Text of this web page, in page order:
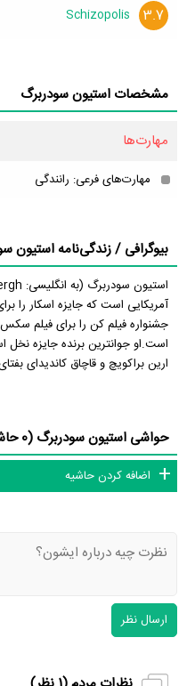
3.7
Schizopolis
مشخصات استیون سودربرگ
مهارت‌ها
مهارت‌های فرعی: رانندگی
بیوگرافی / زندگی‌نامه استیون
آمریکایی است که جایزه اسکار را
جشنواره فیلم کن را برای فیلم
ارین براکویچ و قاچاق کاندیدای
حواشی استیون سودربرگ (0 حاشیه)
اضافه کردن حاشیه
ارسال نظر